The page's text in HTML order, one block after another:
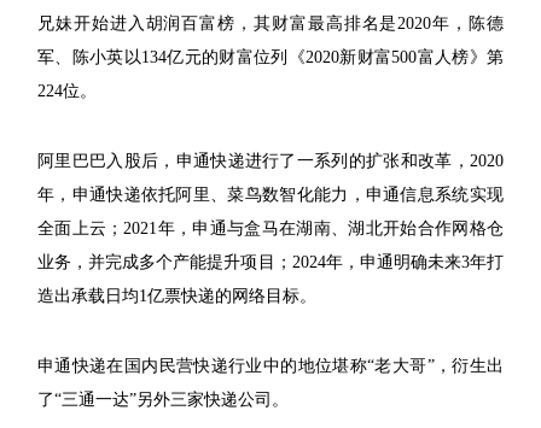
兄妹开始进入胡润百富榜，其财富最高排名是2020年，陈德
军、陈小英以134亿元的财富位列《2020新财富500富人榜》第
224位。
阿里巴巴入股后，申通快递进行了一系列的扩张和改革，2020
年，申通快递依托阿里、菜鸟数智化能力，申通信息系统实现
全面上云；2021年，申通与盒马在湖南、湖北开始合作网格仓
业务，并完成多个产能提升项目；2024年，申通明确未来3年打
造出承载日均1亿票快递的网络目标。
申通快递在国内民营快递行业中的地位堪称“老大哥”，衍生出
了“三通一达”另外三家快递公司。